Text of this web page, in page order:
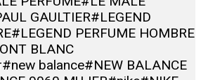
GAULTIER#LEGEND
#LEGEND PERFUME HOMBRE
BLANC
#new balance#NEW BALANCE